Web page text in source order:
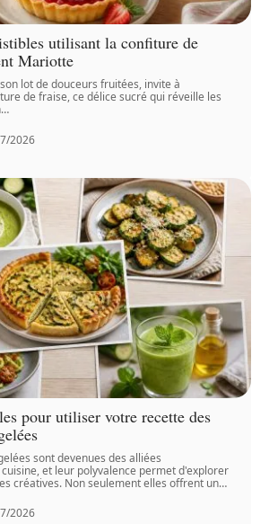
utilisant la confiture de
Mariotte
lot de douceurs fruitées, invite à
de fraise, ce délice sucré qui réveille les
…
2026
pour utiliser votre recette des
sont devenues des alliées
et leur polyvalence permet d'explorer
créatives. Non seulement elles offrent un…
2026